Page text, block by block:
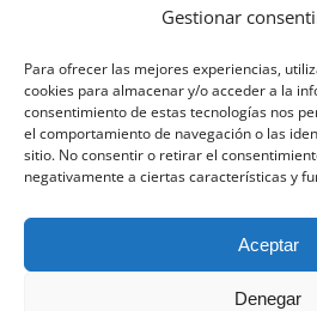
Gestionar
Para ofrecer las mejores experiencias,
cookies para almacenar y/o acceder a la
consentimiento de estas tecnologías nos
el comportamiento de navegación o las
sitio. No consentir o retirar el
negativamente a ciertas características y
Aceptar
Denegar